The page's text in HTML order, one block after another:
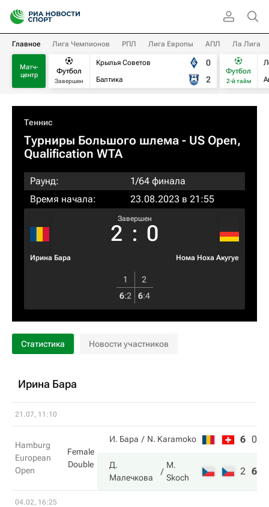
Главное Лига Чемпионов РПЛ Лига Европы АПЛ Ла Лига
Матч-
центр
Футбол
Завершен
Крылья Советов
Балтика
0
2
Футбол
2-й тайм
Теннис
Турниры Большого шлема - US Open,
Qualification WTA
Раунд:
1/64 финала
Время начала:
23.08.2023 в 21:55
Ирина Бара
Завершен
2 : 0
Нома Ноха Акугуе
1
2
6:2 6:4
Статистика Новости участников
Ирина Бара
21.07, 11:10
Hamburg
European
Open
Female
Double
И. Бара N. Karamoko 6 0
Д.
Малечкова
M.
Skoch
2 6
04.02, 16:25